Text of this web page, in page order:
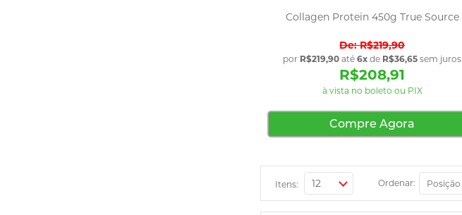
Collagen Protein 450g True Source
R$219,90
por R$219,90 até6x de R$36,65 sem juros
R$208,91
à vista no boleto ou PIX
Compre Agora
Itens: Ordenar: